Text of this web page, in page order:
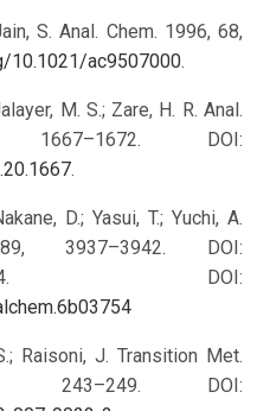
S. Anal. Chem. 1996, 68,
10.1021/ac9507000.
M. S.; Zare, H. R. Anal.
DOI:
.
D.; Yasui, T.; Yuchi, A.
3937–3942. DOI:
DOI:
Raisoni, J. Transition Met.
243–249. DOI: